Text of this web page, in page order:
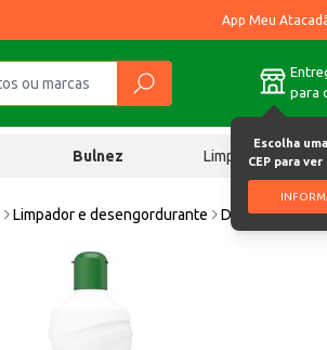
App Meu
para
Escolha
CEP para
Bulnez Limpeza
Limpador e desengordurante